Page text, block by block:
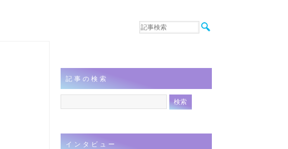
音楽
連載
フォト
記事の検索
インタビュー